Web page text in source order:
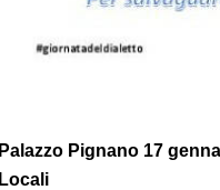
Palazzo Pignano 17
Locali